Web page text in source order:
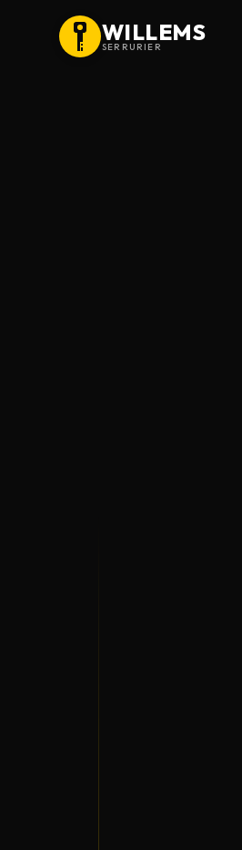
WILLEMS
SERRURIER